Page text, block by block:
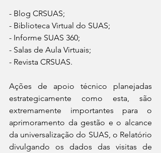
- Blog CRSUAS;
- Biblioteca Virtual do SUAS;
- Informe SUAS 360;
- Salas de Aula Virtuais;
- Revista CRSUAS.
Ações de apoio técnico planejadas
estrategicamente como esta, são
extremamente importantes para o
aprimoramento da gestão e o alcance
da universalização do SUAS, o Relatório
divulgando os dados das visitas de